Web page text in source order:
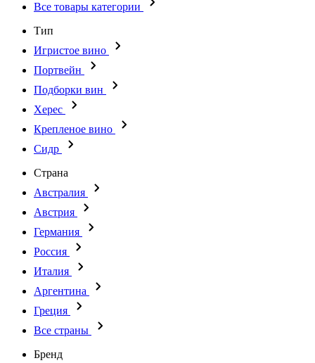
Все товары категории
Тип
Игристое вино
Портвейн
Подборки вин
Херес
Крепленое вино
Сидр
Страна
Австралия
Австрия
Германия
Россия
Италия
Аргентина
Греция
Все страны
Бренд